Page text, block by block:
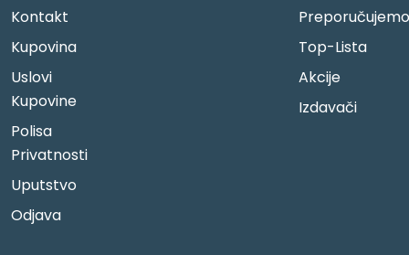
Kontakt
Kupovina
Uslovi
Kupovine
Polisa
Privatnosti
Uputstvo
Odjava
Preporučujemo
Top-Lista
Akcije
Izdavači